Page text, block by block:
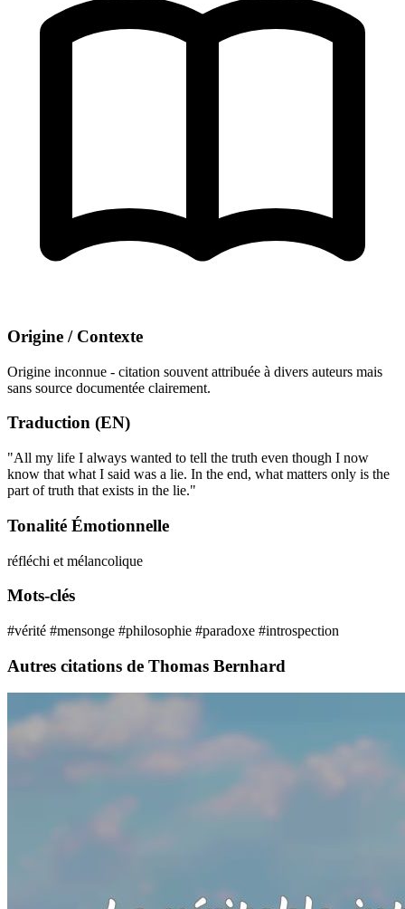
Origine / Contexte
Origine inconnue - citation souvent attribuée à divers auteurs mais
sans source documentée clairement.
Traduction (EN)
"All my life I always wanted to tell the truth even though I now
know that what I said was a lie. In the end, what matters only is the
part of truth that exists in the lie."
Tonalité Émotionnelle
réfléchi et mélancolique
Mots-clés
#vérité #mensonge #philosophie #paradoxe #introspection
Autres citations de Thomas Bernhard